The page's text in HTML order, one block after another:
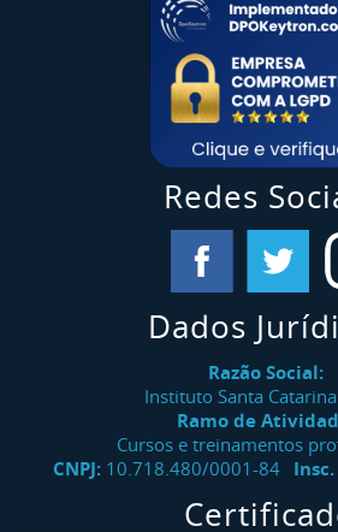
Redes
Dados
Razão Social:
Instituto Santa
Ramo de
Cursos e treinamentos
CNPJ: 10.718.480/0001-84